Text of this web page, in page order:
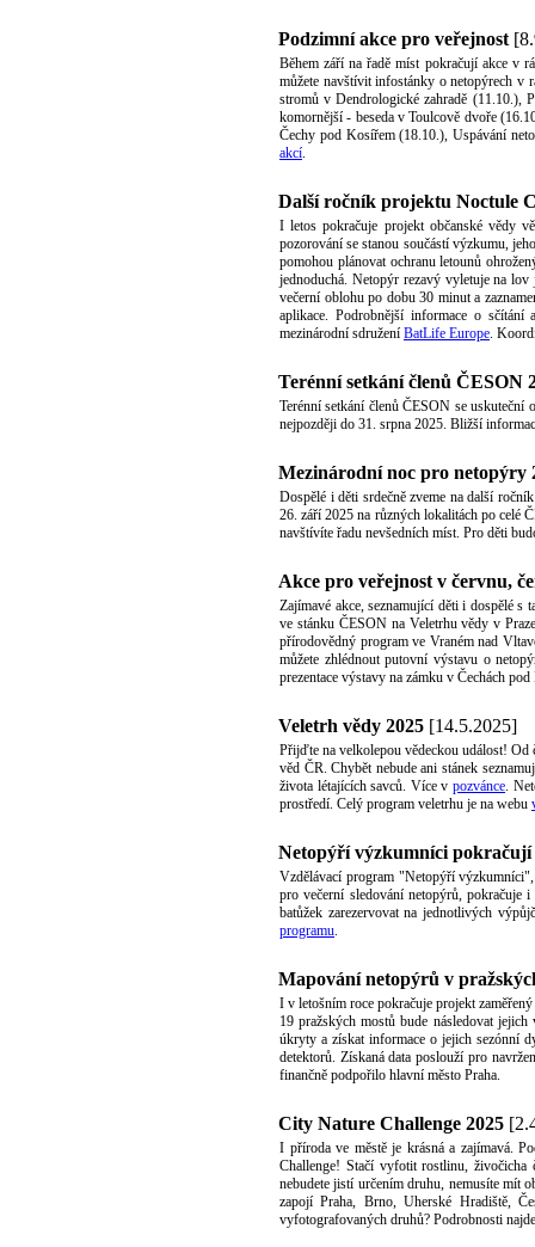
Podzimní akce pro veřejnost
Během září na řadě míst pokračují akce v
můžete navštívit infostánky o netopýrech v
stromů v Dendrologické zahradě (11.10.),
komornější - beseda v Toulcově dvoře
Čechy pod Kosířem (18.10.), Uspávání
akcí.
Další ročník projektu Noctule
I letos pokračuje projekt občanské vědy
pozorování se stanou součástí výzkumu,
pomohou plánovat ochranu letounů
jednoduchá. Netopýr rezavý vyletuje na
večerní oblohu po dobu 30 minut a
aplikace. Podrobnější informace o
mezinárodní sdružení BatLife Europe.
Terénní setkání členů ČESON
Terénní setkání členů ČESON se
nejpozději do 31. srpna 2025. Bližší
Mezinárodní noc pro netopýry
Dospělé i děti srdečně zveme na další
26. září 2025 na různých lokalitách po celé
navštívíte řadu nevšedních míst. Pro děti
Akce pro veřejnost v červnu,
Zajímavé akce, seznamující děti i dospělé s
ve stánku ČESON na Veletrhu vědy v
přírodovědný program ve Vraném nad
můžete zhlédnout putovní výstavu o
prezentace výstavy na zámku v Čechách
Veletrh vědy 2025 [14.5.2025]
Přijďte na velkolepou vědeckou událost! Od
věd ČR. Chybět nebude ani stánek
života létajících savců. Více vpozvánce.
prostředí. Celý program veletrhu je na webu
Netopýří výzkumníci pokračují
Vzdělávací program "Netopýří
pro večerní sledování netopýrů, pokračuje
batůžek zarezervovat na jednotlivých
programu.
Mapování netopýrů v
I v letošním roce pokračuje projekt
19 pražských mostů bude následovat
úkryty a získat informace o jejich sezónní
detektorů. Získaná data poslouží pro
finančně podpořilo hlavní město Praha.
City Nature Challenge 2025
I příroda ve městě je krásná a zajímavá.
Challenge! Stačí vyfotit rostlinu,
nebudete jistí určením druhu, nemusíte mít
zapojí Praha, Brno, Uherské Hradiště,
vyfotografovaných druhů? Podrobnosti